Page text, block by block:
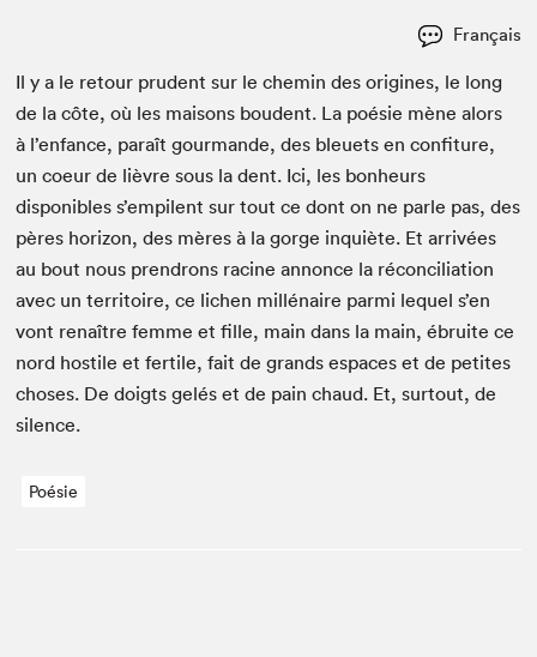
Français
Il y a le retour pru­dent sur le chemin des orig­ines, le long
de la côte, où les maisons boudent. La poésie mène alors
à l’enfance, paraît gour­mande, des bleuets en con­fi­ture,
un coeur de lièvre sous la dent. Ici, les bon­heurs
disponibles s’empilent sur tout ce dont on ne par­le pas, des
pères hori­zon, des mères à la gorge inquiète. Et arrivées
au bout nous pren­drons racine annonce la réc­on­cil­i­a­tion
avec un ter­ri­toire, ce lichen mil­lé­naire par­mi lequel s’en
vont renaître femme et fille, main dans la main, ébruite ce
nord hos­tile et fer­tile, fait de grands espaces et de petites
choses. De doigts gelés et de pain chaud. Et, surtout, de
silence.
Poésie